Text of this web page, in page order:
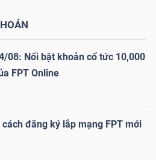
08: Nổi bật khoản cổ tức 10,000
FPT Online
đăng ký lắp mạng FPT mới